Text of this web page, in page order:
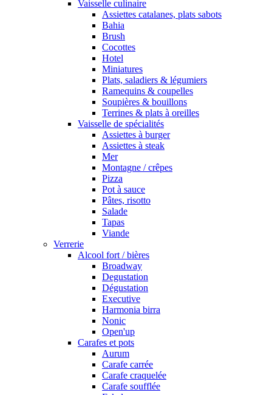
Vaisselle culinaire
Assiettes catalanes, plats sabots
Bahia
Brush
Cocottes
Hotel
Miniatures
Plats, saladiers & légumiers
Ramequins & coupelles
Soupières & bouillons
Terrines & plats à oreilles
Vaisselle de spécialités
Assiettes à burger
Assiettes à steak
Mer
Montagne / crêpes
Pizza
Pot à sauce
Pâtes, risotto
Salade
Tapas
Viande
Verrerie
Alcool fort / bières
Broadway
Degustation
Dégustation
Executive
Harmonia birra
Nonic
Open'up
Carafes et pots
Aurum
Carafe carrée
Carafe craquelée
Carafe soufflée